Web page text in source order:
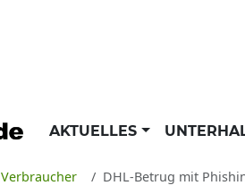
AKTUELLES
Verbraucher DHL-Betrug mit